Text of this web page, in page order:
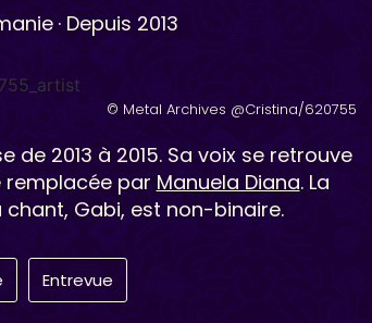
· Depuis 2013
© Metal Archives @Cristina/620755
2013 à 2015. Sa voix se retrouve
remplacée par Manuela Diana. La
Gabi, est non-binaire.
Entrevue